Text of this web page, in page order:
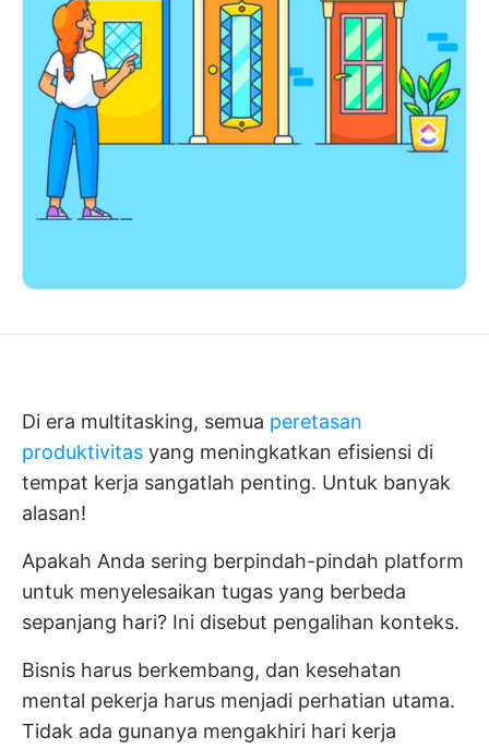
Di era multitasking, semua peretasan
produktivitas yang meningkatkan efisiensi di
tempat kerja sangatlah penting. Untuk banyak
alasan!
Apakah Anda sering berpindah-pindah platform
untuk menyelesaikan tugas yang berbeda
sepanjang hari? Ini disebut pengalihan konteks.
Bisnis harus berkembang, dan kesehatan
mental pekerja harus menjadi perhatian utama.
Tidak ada gunanya mengakhiri hari kerja